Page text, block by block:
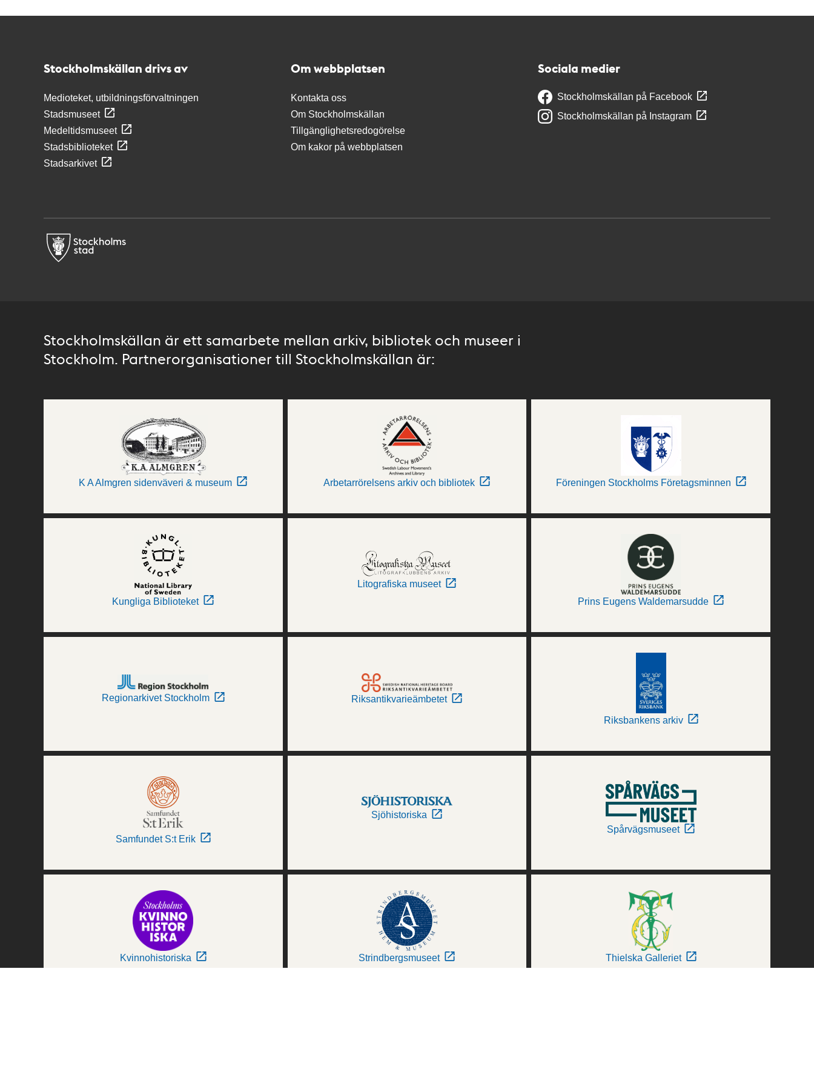
Stockholmskällan drivs av
Medioteket, utbildningsförvaltningen
Stadsmuseet
Medeltidsmuseet
Stadsbiblioteket
Stadsarkivet
Om webbplatsen
Kontakta oss
Om Stockholmskällan
Tillgänglighetsredogörelse
Om kakor på webbplatsen
Sociala medier
Stockholmskällan på Facebook
Stockholmskällan på Instagram
Stockholmskällan är ett samarbete mellan arkiv, bibliotek och museer i
Stockholm. Partnerorganisationer till Stockholmskällan är:
K A Almgren sidenväveri & museum Arbetarrörelsens arkiv och bibliotek Föreningen Stockholms Företagsminnen
Kungliga Biblioteket
Litografiska museet
Prins Eugens Waldemarsudde
Regionarkivet Stockholm Riksantikvarieämbetet
Riksbankens arkiv
Samfundet S:t Erik
Sjöhistoriska
Spårvägsmuseet
Kvinnohistoriska Strindbergsmuseet Thielska Galleriet